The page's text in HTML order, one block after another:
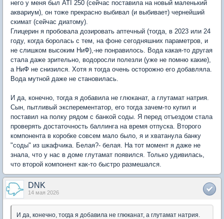
него у меня был ATI 250 (сейчас поставила на новый маленький
аквариум), он тоже прекрасно выбивал (и выбивает) чернейший
скимат (сейчас диатому).
Глицерин я пробовала дозировать аптечный (тогда, в 2023 или 24
году, когда боролась с тем, на фоне сегодняшних параметров, и
не слишком высоким НиФ),-не понравилось. Вода какая-то другая
стала даже зрительно, водоросли полезли (уже не помню какие),
а НиФ не снизился. Хотя я тогда очень осторожно его добавляла.
Вода мутной даже не становилась.
И да, конечно, тогда я добавила не глюканат, а глутамат натрия.
Сын, пытливый эксперементатор, его тогда зачем-то купил и
поставил на полку рядом с банкой соды. Я перед отъездом стала
проверять достаточность баллинга на время отпуска. Второго
компонента в коробке совсем мало было, я и хватанула банку
"соды" из шкафчика. Белая?- белая. На тот момент я даже не
знала, что у нас в доме глутамат появился. Только удивилась,
что второй компонент как-то быстро размешался.
DNK
14 мая 2026
И да, конечно, тогда я добавила не глюканат, а глутамат натрия.